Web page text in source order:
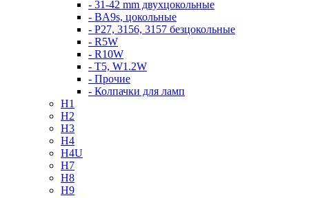
- 31-42 mm двухцокольные
- BA9s, цокольные
- P27, 3156, 3157 безцокольные
- R5W
- R10W
- T5, W1.2W
- Прочие
- Колпачки для ламп
H1
H2
H3
H4
H4U
H7
H8
H9